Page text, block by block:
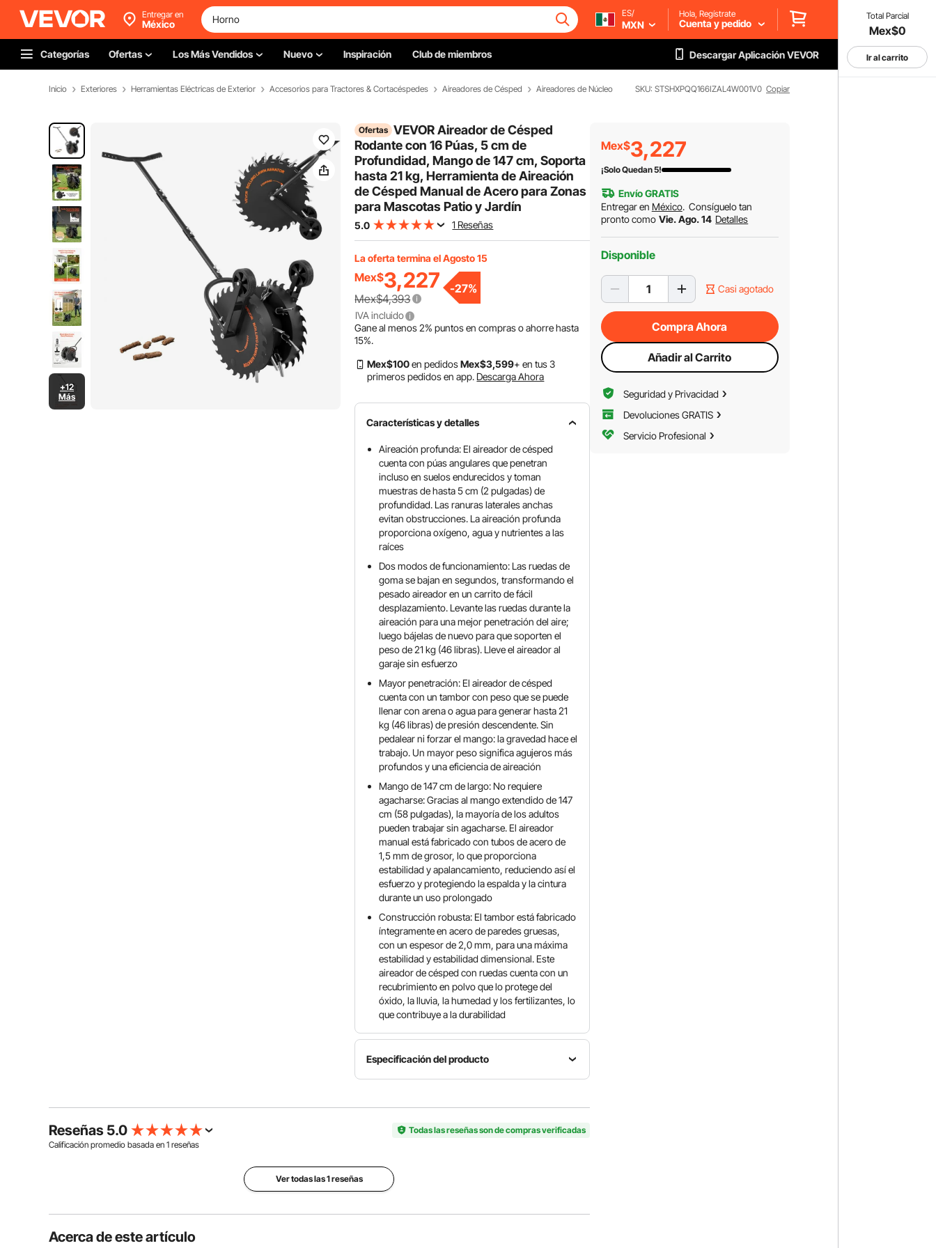
Total Parcial
Mex$0
Ir al carrito
Entregar en
México
ES/
MXN
Hola, Regístrate
Cuenta y pedido
Categorías Ofertas Los Más Vendidos Nuevo Inspiración Club de miembros Descargar Aplicación VEVOR
Inicio Exteriores Herramientas Eléctricas de Exterior Accesorios para Tractores & Cortacéspedes Aireadores de Césped Aireadores de Núcleo SKU: STSHXPQQ166IZAL4W001V0 Copiar
+12
Más
Ofertas VEVOR Aireador de Césped
Rodante con 16 Púas, 5 cm de
Profundidad, Mango de 147 cm, Soporta
hasta 21 kg, Herramienta de Aireación
de Césped Manual de Acero para Zonas
para Mascotas Patio y Jardín
5.0 1 Reseñas
La oferta termina el Agosto 15
Mex$3,227
Mex$4,393
-27%
IVA incluido
Gane al menos2% puntos en compras o ahorre hasta
15%.
Mex$100en pedidosMex$3,599+ en tus 3
primeros pedidos en app. Descarga Ahora
Características y detalles
Aireación profunda: El aireador de césped
cuenta con púas angulares que penetran
incluso en suelos endurecidos y toman
muestras de hasta 5 cm (2 pulgadas) de
profundidad. Las ranuras laterales anchas
evitan obstrucciones. La aireación profunda
proporciona oxígeno, agua y nutrientes a las
raíces
Dos modos de funcionamiento: Las ruedas de
goma se bajan en segundos, transformando el
pesado aireador en un carrito de fácil
desplazamiento. Levante las ruedas durante la
aireación para una mejor penetración del aire;
luego bájelas de nuevo para que soporten el
peso de 21 kg (46 libras). Lleve el aireador al
garaje sin esfuerzo
Mayor penetración: El aireador de césped
cuenta con un tambor con peso que se puede
llenar con arena o agua para generar hasta 21
kg (46 libras) de presión descendente. Sin
pedalear ni forzar el mango: la gravedad hace el
trabajo. Un mayor peso significa agujeros más
profundos y una eficiencia de aireación
Mango de 147 cm de largo: No requiere
agacharse: Gracias al mango extendido de 147
cm (58 pulgadas), la mayoría de los adultos
pueden trabajar sin agacharse. El aireador
manual está fabricado con tubos de acero de
1,5 mm de grosor, lo que proporciona
estabilidad y apalancamiento, reduciendo así el
esfuerzo y protegiendo la espalda y la cintura
durante un uso prolongado
Construcción robusta: El tambor está fabricado
íntegramente en acero de paredes gruesas,
con un espesor de 2,0 mm, para una máxima
estabilidad y estabilidad dimensional. Este
aireador de césped con ruedas cuenta con un
recubrimiento en polvo que lo protege del
óxido, la lluvia, la humedad y los fertilizantes, lo
que contribuye a la durabilidad
Especificación del producto
de
del
del
57,87
de
2
Material
Hierro
neto
Reseñas 5.0
Todas las reseñas son de compras verificadas
Calificación promedio basada en 1 reseñas
Ver todas las 1 reseñas
Acerca de este artículo
Mex$3,227
¡Solo Quedan 5!
Envío GRATIS
Entregar en México. Consíguelo tan
pronto como Vie. Ago. 14 Detalles
Disponible
Casi agotado
Compra Ahora
Añadir al Carrito
Seguridad y Privacidad
Devoluciones GRATIS
Servicio Profesional